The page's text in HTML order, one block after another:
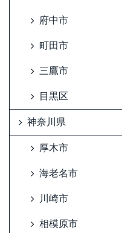
府中市
町田市
三鷹市
目黒区
神奈川県
厚木市
海老名市
川崎市
相模原市